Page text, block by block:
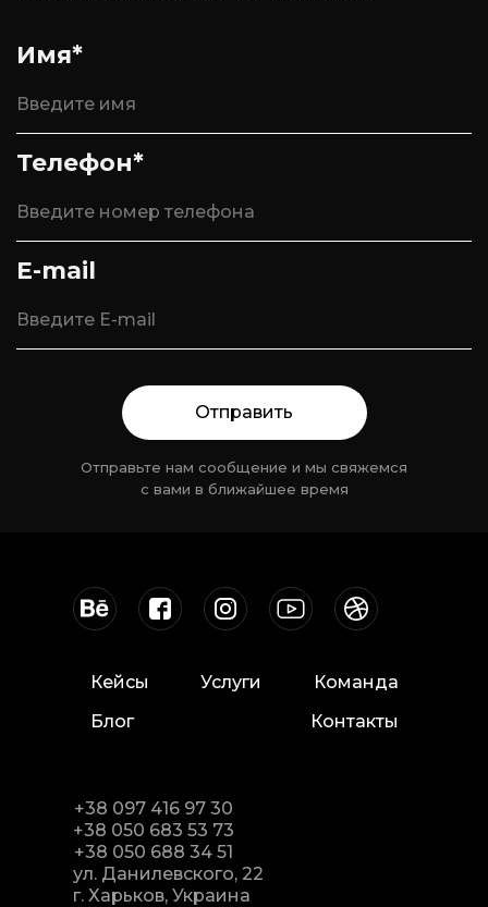
Имя*
Телефон*
E-mail
Отправить
Отправьте нам сообщение и мы свяжемся
с вами в ближайшее время
Кейсы Услуги
Команда
Блог
Контакты
+38 097 416 97 30
+38 050 683 53 73
+38 050 688 34 51
ул. Данилевского, 22
г. Харьков, Украина